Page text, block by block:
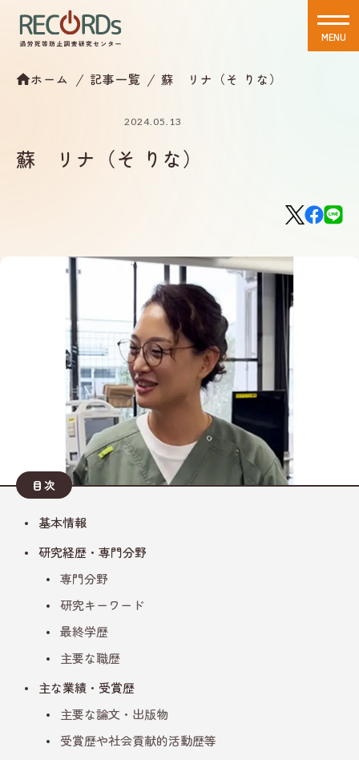
MENU
ホーム 記事一覧 蘇 リナ（そ りな）
2024.05.13
蘇 リナ（そ りな）
目次
基本情報
研究経歴・専門分野
専門分野
研究キーワード
最終学歴
主要な職歴
主な業績・受賞歴
主要な論文・出版物
受賞歴や社会貢献的活動歴等